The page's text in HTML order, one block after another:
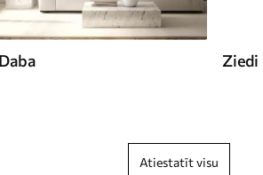
Daba Ziedi
Atiestatīt visu